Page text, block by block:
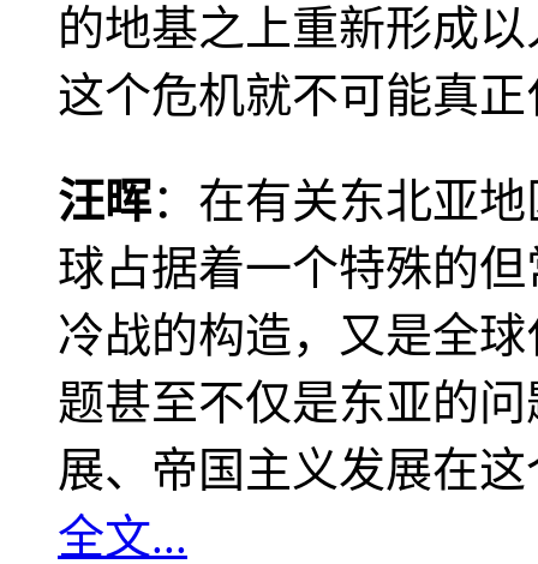
的地基之上重新形成
这个危机就不可能真
汪晖：在有关东北亚
球占据着一个特殊的
冷战的构造，又是全
题甚至不仅是东亚的
展、帝国主义发展在
全文...